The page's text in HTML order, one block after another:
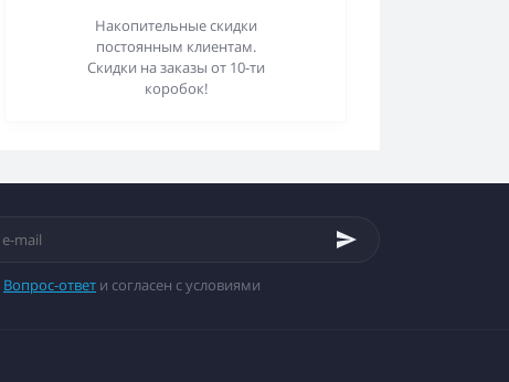
Накопительные скидки
постоянным клиентам.
Скидки на заказы от 10-ти
коробок!
Вопрос-ответ и согласен с условиями